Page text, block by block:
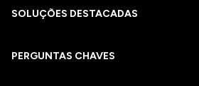
SOLUÇÕES DESTACADAS
PERGUNTAS CHAVES​